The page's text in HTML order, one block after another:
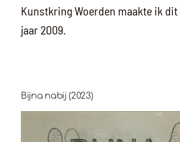
Kunstkring Woerden maakte ik
jaar 2009.
Bijna nabij (2023)